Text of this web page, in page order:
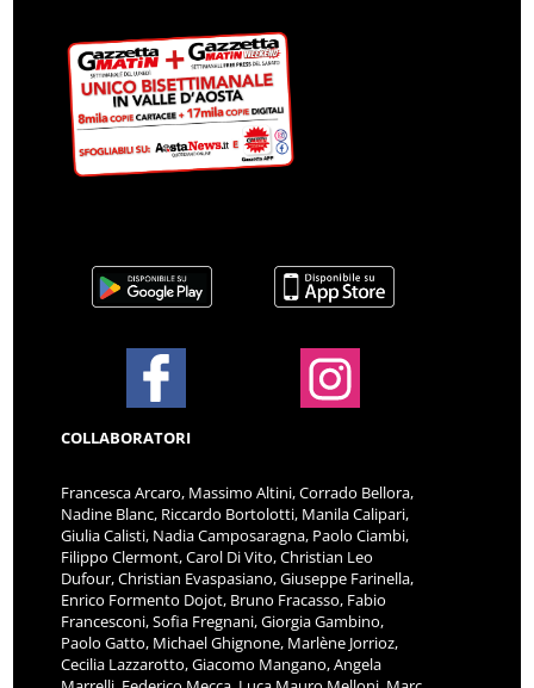
COLLABORATORI
Francesca Arcaro, Massimo Altini, Corrado Bellora,
Nadine Blanc, Riccardo Bortolotti, Manila Calipari,
Giulia Calisti, Nadia Camposaragna, Paolo Ciambi,
Filippo Clermont, Carol Di Vito, Christian Leo
Dufour, Christian Evaspasiano, Giuseppe Farinella,
Enrico Formento Dojot, Bruno Fracasso, Fabio
Francesconi, Sofia Fregnani, Giorgia Gambino,
Paolo Gatto, Michael Ghignone, Marlène Jorrioz,
Cecilia Lazzarotto, Giacomo Mangano, Angela